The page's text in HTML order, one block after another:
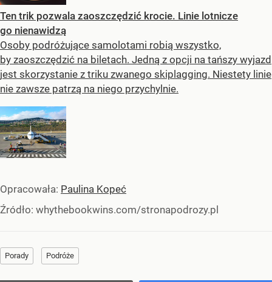
Ten trik pozwala zaoszczędzić krocie. Linie lotnicze
go nienawidzą
Osoby podróżujące samolotami robią wszystko,
by zaoszczędzić na biletach. Jedną z opcji na tańszy wyjazd
jest skorzystanie z triku zwanego skiplagging. Niestety linie
nie zawsze patrzą na niego przychylnie.
Opracowała: Paulina Kopeć
Źródło: whythebookwins.com/stronapodrozy.pl
Porady Podróże